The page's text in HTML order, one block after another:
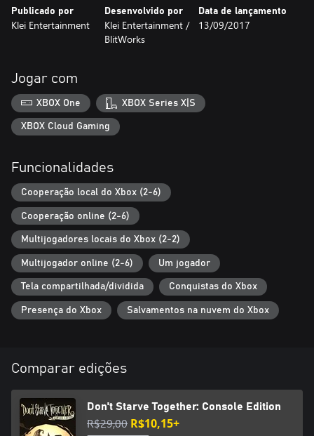
Publicado por
Klei Entertainment
Desenvolvido por
Klei Entertainment /
BlitWorks
Data de lançamento
13/09/2017
Jogar com
XBOX One XBOX Series X|S
XBOX Cloud Gaming
Funcionalidades
Cooperação local do Xbox (2-6)
Cooperação online (2-6)
Multijogadores locais do Xbox (2-2)
Multijogador online (2-6) Um jogador
Tela compartilhada/dividida Conquistas do Xbox
Presença do Xbox Salvamentos na nuvem do Xbox
Comparar edições
Don't Starve Together: Console Edition
R$29,00 R$10,15+